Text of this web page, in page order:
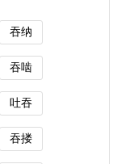
吞纳
吞啮
吐吞
吞搂